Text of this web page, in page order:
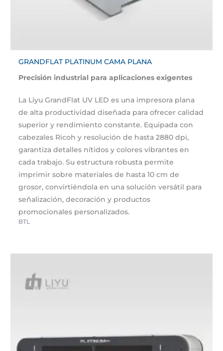
GRANDFLAT PLATINUM CAMA PLANA
Precisión industrial para aplicaciones exigentes
La Liyu GrandFlat UV LED es una impresora plana
de alta productividad diseñada para ofrecer calidad
superior y rendimiento constante. Equipada con
cabezales Ricoh y resolución de hasta 2880 dpi,
garantiza detalles nítidos y colores vibrantes en
cada trabajo. Su estructura robusta permite
imprimir sobre materiales de hasta 10 cm de
grosor, convirtiéndola en una solución versátil para
señalización, decoración y productos
promocionales personalizados.
BTL